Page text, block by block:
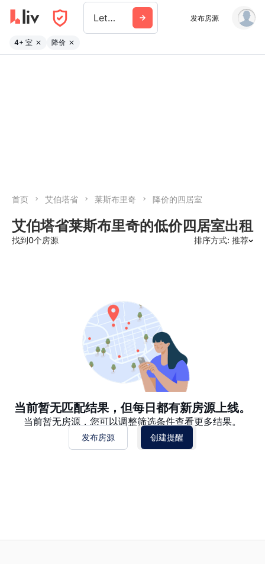
Lethbridge 发布房源
4+ 室 降价
首页 艾伯塔省 莱斯布里奇 降价的四居室
艾伯塔省莱斯布里奇的低价四居室出租
找到0个房源 排序方式: 推荐
当前暂无匹配结果，但每日都有新房源上线。
当前暂无房源，您可以调整筛选条件查看更多结果。
发布房源 创建提醒